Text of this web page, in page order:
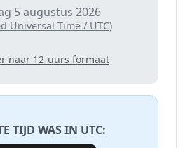
5 augustus 2026
Universal Time / UTC)
naar 12-uurs formaat
TIJD WAS IN UTC: